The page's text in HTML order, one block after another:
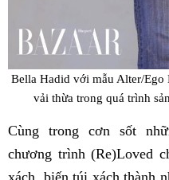
Bella Hadid với mẫu Alter/Ego
vải thừa trong quá trình
Cùng trong cơn sốt
chương trình (Re)Loved